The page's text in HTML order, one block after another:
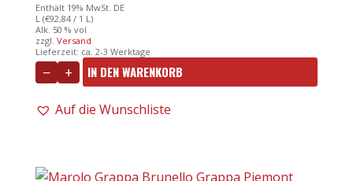
Enthält 19% MwSt. DE
L (€92,84/ 1 L)
Alk. 50 % vol
zzgl. Versand
Lieferzeit: ca. 2-3 Werktage
−
Marolo
-
9
+ IN DEN WARENKORB
Auf die Wunschliste